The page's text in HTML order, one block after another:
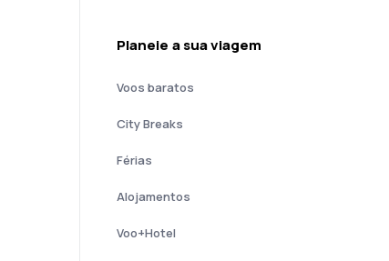
Planeie a sua viagem
Voos baratos
City Breaks
Férias
Alojamentos
Voo+Hotel